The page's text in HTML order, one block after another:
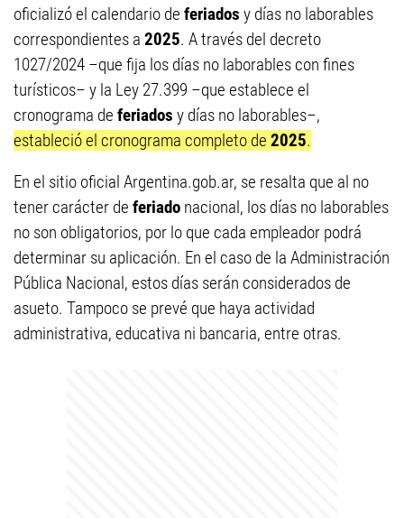
oficializó el calendario de feriados y días no laborables
correspondientes a 2025. A través del decreto
1027/2024 –que fija los días no laborables con fines
turísticos– y la Ley 27.399 –que establece el
cronograma de feriados y días no laborables–,
estableció el cronograma completo de 2025.
En el sitio oficial Argentina.gob.ar, se resalta que al no
tener carácter de feriado nacional, los días no laborables
no son obligatorios, por lo que cada empleador podrá
determinar su aplicación. En el caso de la Administración
Pública Nacional, estos días serán considerados de
asueto. Tampoco se prevé que haya actividad
administrativa, educativa ni bancaria, entre otras.